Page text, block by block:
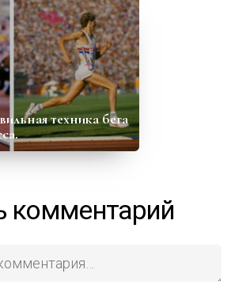
техника бега
комментарий